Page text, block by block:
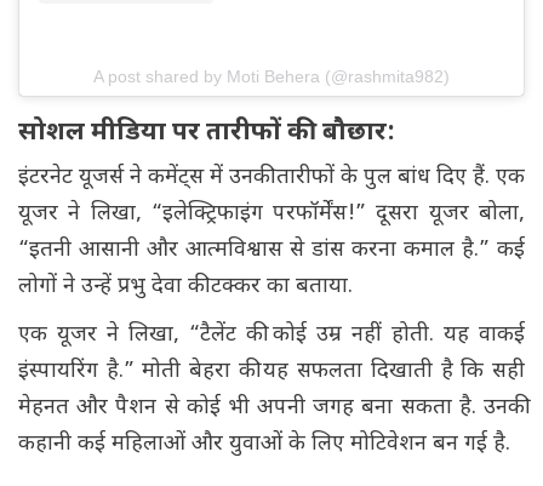
A post shared by Moti Behera (@rashmita982)
सोशल मीडिया पर तारीफों की बौछार:
इंटरनेट यूजर्स ने कमेंट्स में उनकी तारीफों के पुल बांध दिए हैं. एक
यूजर ने लिखा, “इलेक्ट्रिफाइंग परफॉर्मेंस!” दूसरा यूजर बोला,
“इतनी आसानी और आत्मविश्वास से डांस करना कमाल है.” कई
लोगों ने उन्हें प्रभु देवा की टक्कर का बताया.
एक यूजर ने लिखा, “टैलेंट की कोई उम्र नहीं होती. यह वाकई
इंस्पायरिंग है.” मोती बेहरा की यह सफलता दिखाती है कि सही
मेहनत और पैशन से कोई भी अपनी जगह बना सकता है. उनकी
कहानी कई महिलाओं और युवाओं के लिए मोटिवेशन बन गई है.